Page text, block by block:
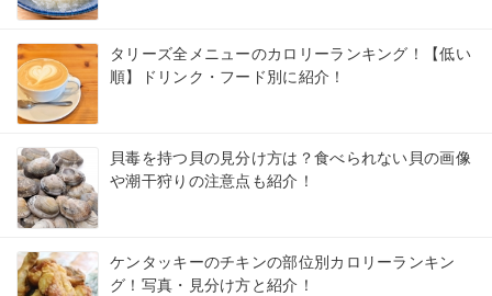
タリーズ全メニューのカロリーランキング！【低い
順】ドリンク・フード別に紹介！
貝毒を持つ貝の見分け方は？食べられない貝の画像
や潮干狩りの注意点も紹介！
ケンタッキーのチキンの部位別カロリーランキン
グ！写真・見分け方と紹介！